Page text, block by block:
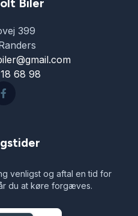
Biler
399
68 98
venligst og aftal en tid for
du at køre forgæves.